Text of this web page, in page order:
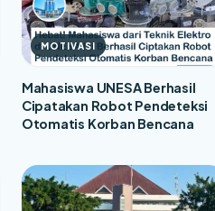
MOTIVASI
Mahasiswa UNESA Berhasil
Cipatakan Robot Pendeteksi
Otomatis Korban Bencana